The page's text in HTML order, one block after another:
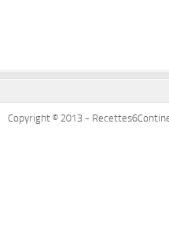
Copyright © 2013 -